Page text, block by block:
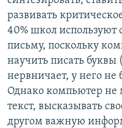
развивать
40% школ используют
письму, поскольку
научить писать
нервничает, у него не
Однако компьютер не
текст, высказывать
другом важную